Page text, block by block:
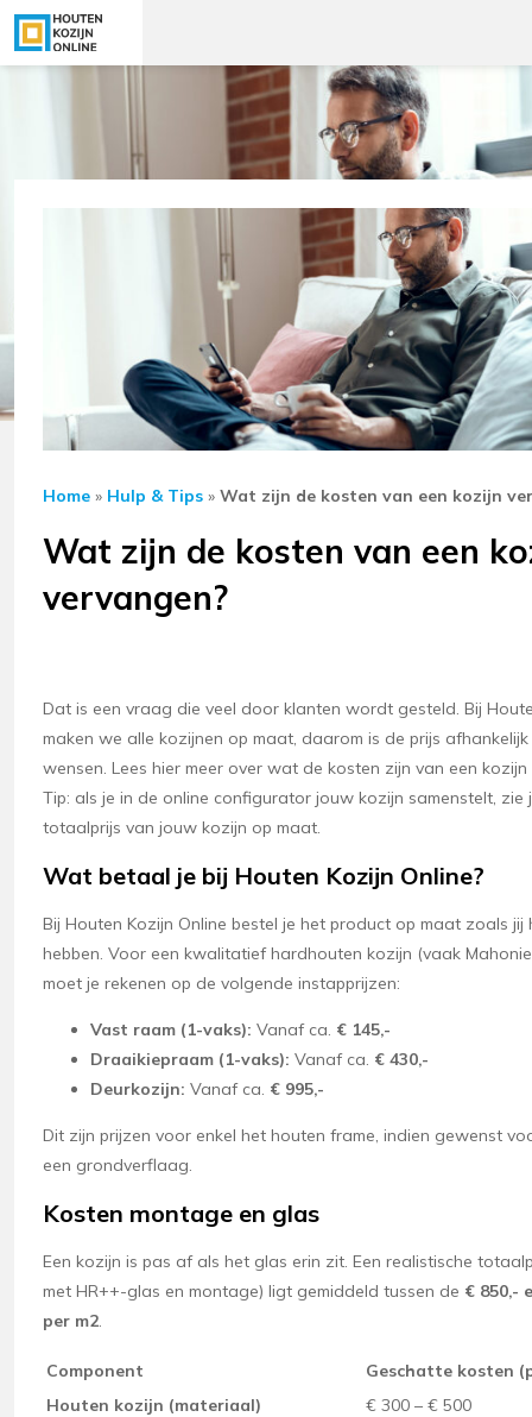
Home » Hulp & Tips » Wat zijn de kosten van een kozijn
Wat zijn de kosten van een
vervangen?
Dat is een vraag die veel door klanten wordt gesteld. Bij
maken we alle kozijnen op maat, daarom is de prijs
wensen. Lees hier meer over wat de kosten zijn van een kozijn
Tip: als je in de online configurator jouw kozijn samenstelt, zie
totaalprijs van jouw kozijn op maat.
Wat betaal je bij Houten Kozijn Online?
Bij Houten Kozijn Online bestel je het product op maat zoals jij
hebben. Voor een kwalitatief hardhouten kozijn (vaak
moet je rekenen op de volgende instapprijzen:
Vast raam (1-vaks): Vanaf ca. € 145,-
Draaikiepraam (1-vaks): Vanaf ca. € 430,-
Deurkozijn: Vanaf ca. € 995,-
Dit zijn prijzen voor enkel het houten frame, indien gewenst
een grondverflaag.
Kosten montage en glas
Een kozijn is pas af als het glas erin zit. Een realistische
met HR++-glas en montage) ligt gemiddeld tussen de € 850,-
per m2.
Component
Geschatte kosten
Houten kozijn (materiaal)
€ 300 – € 500